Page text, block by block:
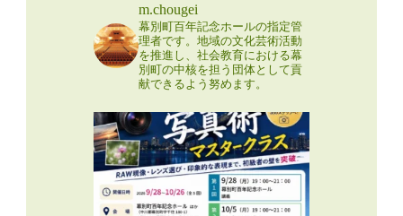
m.chougei
幕別町百年記念ホールの指定管
理者です。地域の文化芸術活動
を推進し、社会教育における幕
別町の中核を担う団体として貢
献できるよう努めます。